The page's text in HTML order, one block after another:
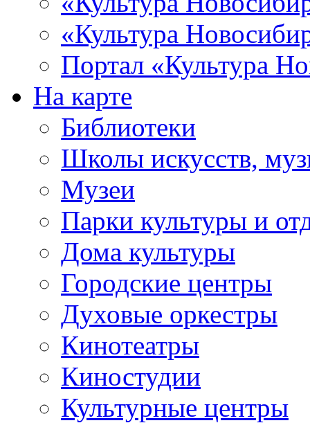
«Культура
Портал «Культура
На карте
Библиотеки
Школы искусств,
Музеи
Парки культуры и
Дома культуры
Городские центры
Духовые оркестры
Кинотеатры
Киностудии
Культурные центры